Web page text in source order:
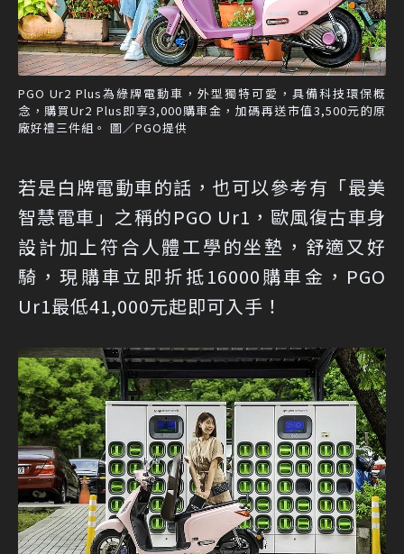
PGO Ur2 Plus為綠牌電動車，外型獨特可愛，具備科技環保概
念，購買Ur2 Plus即享3,000購車金，加碼再送市值3,500元的原
廠好禮三件組。 圖／PGO提供
若是白牌電動車的話，也可以參考有「最美
智慧電車」之稱的PGO Ur1，歐風復古車身
設計加上符合人體工學的坐墊，舒適又好
騎，現購車立即折抵16000購車金，PGO
Ur1最低41,000元起即可入手！